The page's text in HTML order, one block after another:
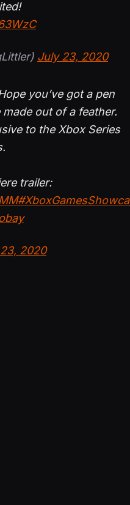
July 23, 2020
you’ve got a pen
out of a feather.
to the Xbox Series
trailer:
2020